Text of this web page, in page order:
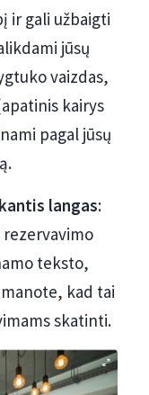
ir gali užbaigti
jūsų
vaizdas,
kairys
pagal jūsų
langas:
teksto,
kad tai
skatinti.